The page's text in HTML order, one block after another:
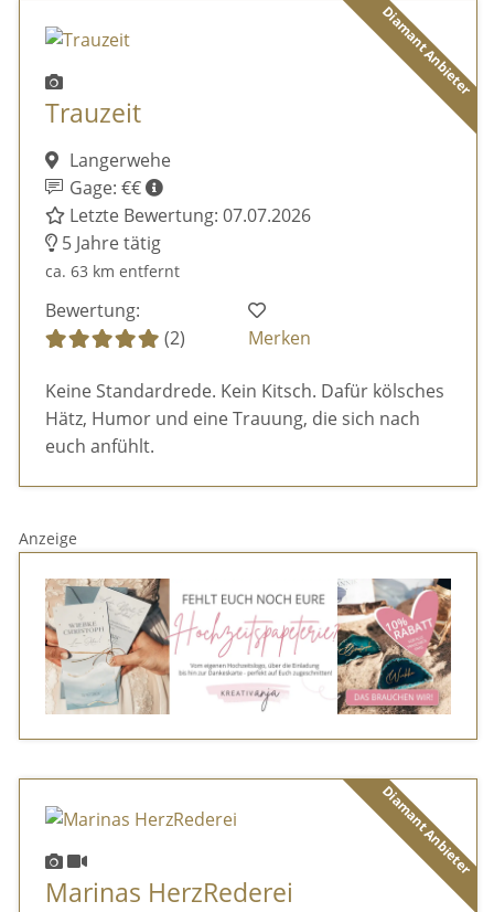
Diamant Anbieter
Trauzeit
Langerwehe
Gage: €€
Letzte Bewertung: 07.07.2026
5 Jahre tätig
ca. 63 km entfernt
Bewertung:
(2)
Merken
Keine Standardrede. Kein Kitsch. Dafür kölsches
Hätz, Humor und eine Trauung, die sich nach
euch anfühlt.
Anzeige
Diamant Anbieter
Marinas HerzRederei